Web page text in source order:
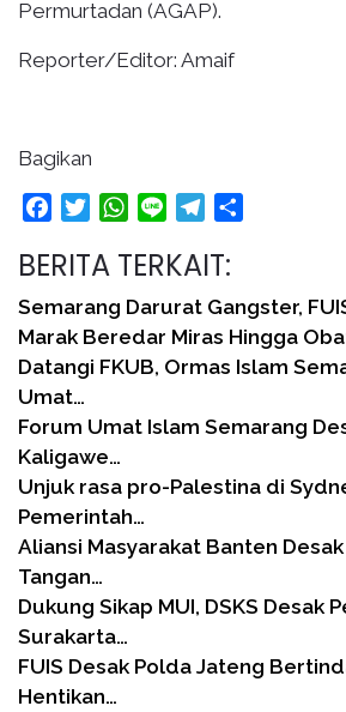
Permurtadan (AGAP).
Reporter/Editor: Amaif
Bagikan
FacebookTwitterWhatsApp
Line Telegram
BERITA TERKAIT:
Semarang Darurat Gangster,
Marak Beredar Miras Hingga
Datangi FKUB, Ormas Islam
Umat…
Forum Umat Islam Semarang
Kaligawe…
Unjuk rasa pro-Palestina di
Pemerintah…
Aliansi Masyarakat Banten
Tangan…
Dukung Sikap MUI, DSKS Desak
Surakarta…
FUIS Desak Polda Jateng
Hentikan…